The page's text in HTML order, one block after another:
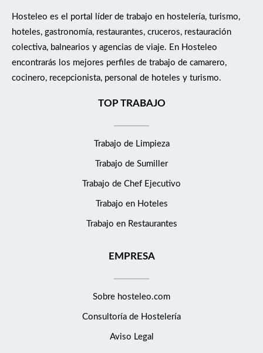
Hosteleo es el portal líder de trabajo en hostelería, turismo,
hoteles, gastronomía, restaurantes, cruceros, restauración
colectiva, balnearios y agencias de viaje. En Hosteleo
encontrarás los mejores perfiles de trabajo de camarero,
cocinero, recepcionista, personal de hoteles y turismo.
TOP TRABAJO
Trabajo de Limpieza
Trabajo de Sumiller
Trabajo de Chef Ejecutivo
Trabajo en Hoteles
Trabajo en Restaurantes
EMPRESA
Sobre hosteleo.com
Consultoría de Hostelería
Aviso Legal